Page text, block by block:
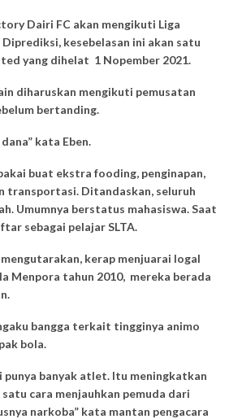
Dairi FC akan mengikuti Liga
kesebelasan ini akan satu
yang dihelat 1 Nopember 2021.
diharuskan mengikuti pemusatan
bertanding.
kata Eben.
buat ekstra fooding, penginapan,
transportasi. Ditandaskan, seluruh
Umumnya berstatus mahasiswa. Saat
sebagai pelajar SLTA.
kerap menjuarai logal
Menpora tahun 2010, mereka berada
bangga terkait tingginya animo
bola.
punya banyak atlet. Itu meningkatkan
cara menjauhkan pemuda dari
narkoba” kata mantan pengacara